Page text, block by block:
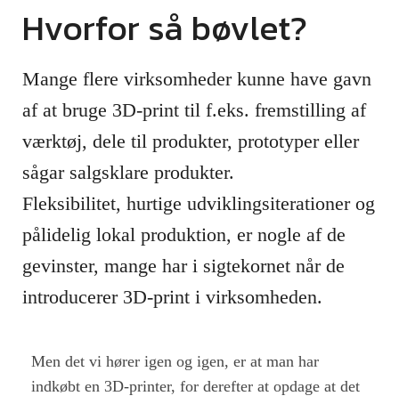
Hvorfor så bøvlet?
Mange flere virksomheder kunne have gavn
af at bruge 3D-print til f.eks. fremstilling af
værktøj, dele til produkter, prototyper eller
sågar salgsklare produkter.
Fleksibilitet, hurtige udviklingsiterationer og
pålidelig lokal produktion, er nogle af de
gevinster, mange har i sigtekornet når de
introducerer 3D-print i virksomheden.
Men det vi hører igen og igen, er at man har
indkøbt en 3D-printer, for derefter at opdage at det